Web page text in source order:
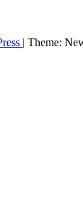
| Theme: